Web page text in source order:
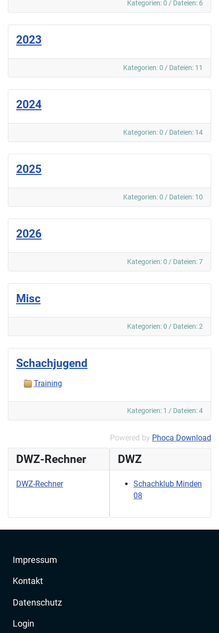
Kategorien: 0 / Dateien: 6
2023
Kategorien: 0 / Dateien: 11
2024
Kategorien: 0 / Dateien: 14
2025
Kategorien: 0 / Dateien: 10
2026
Kategorien: 0 / Dateien: 7
Misc
Kategorien: 0 / Dateien: 2
Schachjugend
Training
Kategorien: 1 / Dateien: 4
Powered by Phoca Download
DWZ-Rechner
DWZ-Rechner
DWZ
Schachklub Minden
08
Impressum
Kontakt
Datenschutz
Login